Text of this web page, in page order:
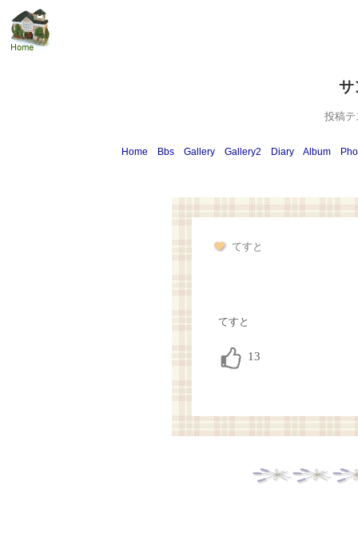
サ
投稿テ
Home Bbs Gallery Gallery2 Diary Album
てすと
てすと